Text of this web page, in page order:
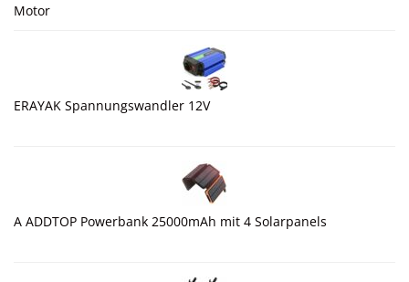
Motor
ERAYAK Spannungswandler 12V
A ADDTOP Powerbank 25000mAh mit 4 Solarpanels